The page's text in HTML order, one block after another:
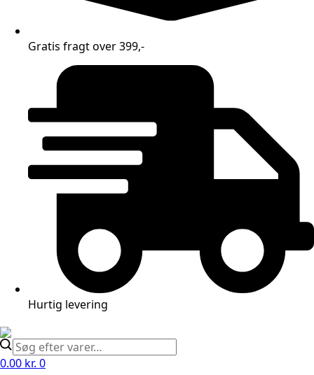
Gratis fragt over 399,-
Hurtig levering
0.00 kr. 0